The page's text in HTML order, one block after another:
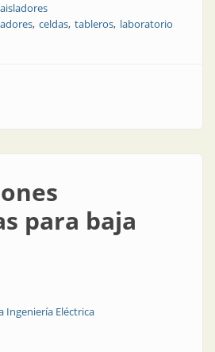
aisladores
celdas tableros laboratorio
es la enorme planta de Lago
para baja
Ingeniería Eléctrica